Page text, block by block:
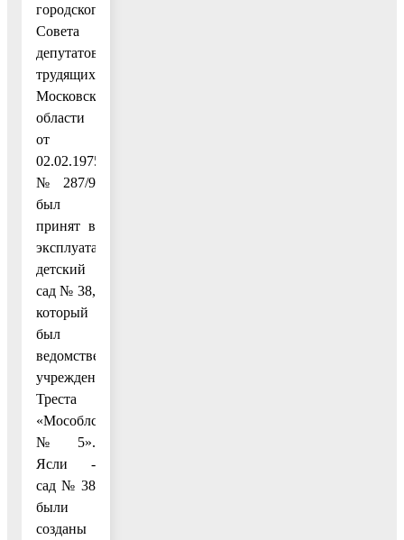
городского
Совета
депутатов
трудящихся
Московской
области
от
02.02.1975
№ 287/9
был
принят в
эксплуатацию
детский
сад № 38,
который
был
ведомственным
учреждением
Треста
«Мособлстрой»
№ 5».
Ясли -
сад № 38
были
созданы